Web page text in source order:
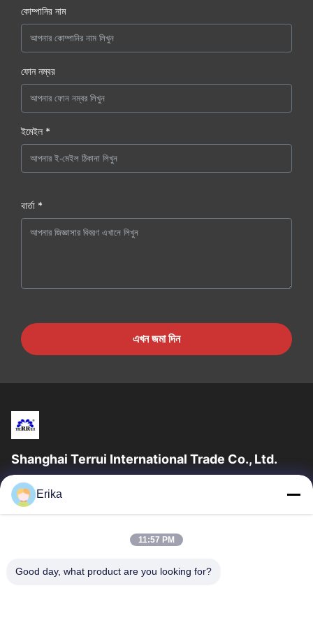
কোম্পানির নাম
ফোন নম্বর
ইমেইল *
বার্তা *
এখন জমা দিন
Shanghai Terrui International Trade Co., Ltd.
সাংহাই টেরুই ইন্টারন্যাশনাল ট্রেড কোং লিমিটেড ২০০২ সালে প্রতিষ্ঠিত হয়েছিল যা গবাদি
পশুর সরঞ্জাম বিকাশ, উত্পাদন এবং বিক্রয়ের ক্ষেত্রে বিশেষীকরণ...
গুরুত্বপূর্ণ সংযোগ
পণ্য
আমাদের সম্পর্কে
মান নিয়ন্ত্রণ
Erika
11:57 PM
Good day, what product are you looking for?